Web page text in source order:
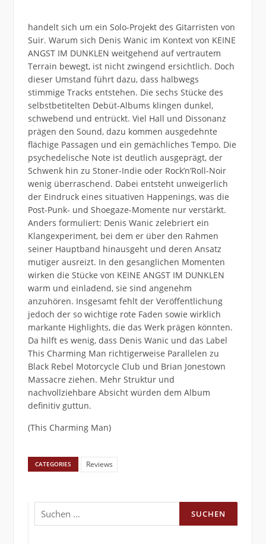
handelt sich um ein Solo-Projekt des Gitarristen von
Suir. Warum sich Denis Wanic im Kontext von KEINE
ANGST IM DUNKLEN weitgehend auf vertrautem
Terrain bewegt, ist nicht zwingend ersichtlich. Doch
dieser Umstand führt dazu, dass halbwegs
stimmige Tracks entstehen. Die sechs Stücke des
selbstbetitelten Debüt-Albums klingen dunkel,
schwebend und entrückt. Viel Hall und Dissonanz
prägen den Sound, dazu kommen ausgedehnte
flächige Passagen und ein gemächliches Tempo. Die
psychedelische Note ist deutlich ausgeprägt, der
Schwenk hin zu Stoner-Indie oder Rock’n’Roll-Noir
wenig überraschend. Dabei entsteht unweigerlich
der Eindruck eines situativen Happenings, was die
Post-Punk- und Shoegaze-Momente nur verstärkt.
Anders formuliert: Denis Wanic zelebriert ein
Klangexperiment, bei dem er über den Rahmen
seiner Hauptband hinausgeht und deren Ansatz
mutiger ausreizt. In den gesanglichen Momenten
wirken die Stücke von KEINE ANGST IM DUNKLEN
warm und einladend, sie sind angenehm
anzuhören. Insgesamt fehlt der Veröffentlichung
jedoch der so wichtige rote Faden sowie wirklich
markante Highlights, die das Werk prägen könnten.
Da hilft es wenig, dass Denis Wanic und das Label
This Charming Man richtigerweise Parallelen zu
Black Rebel Motorcycle Club und Brian Jonestown
Massacre ziehen. Mehr Struktur und
nachvollziehbare Absicht würden dem Album
definitiv guttun.
(This Charming Man)
CATEGORIES Reviews
Suchen
nach: